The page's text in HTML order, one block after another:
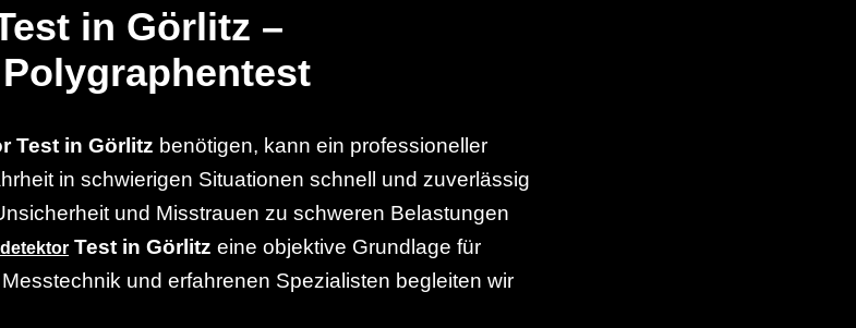
in Görlitz –
Test in Görlitz benötigen, kann ein professioneller
in schwierigen Situationen schnell und zuverlässig
und Misstrauen zu schweren Belastungen
Test in Görlitz eine objektive Grundlage für
und erfahrenen Spezialisten begleiten wir